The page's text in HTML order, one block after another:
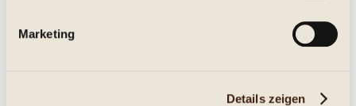
Marketing
Details zeigen
Eigenschaften